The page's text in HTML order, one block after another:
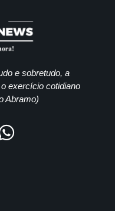
e sobretudo, a
exercício cotidiano
Abramo)